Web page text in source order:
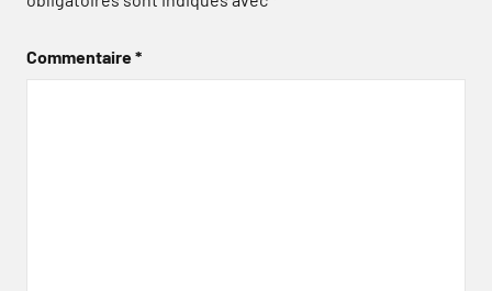
Commentaire*